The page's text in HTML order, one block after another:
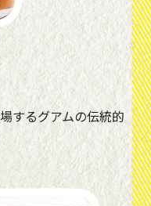
するグアムの伝統的